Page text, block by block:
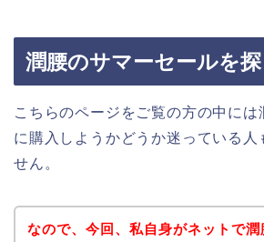
潤腰のサマーセールを探
こちらのページをご覧の方の中には
に購入しようかどうか迷っている人
せん。
なので、今回、私自身がネットで潤